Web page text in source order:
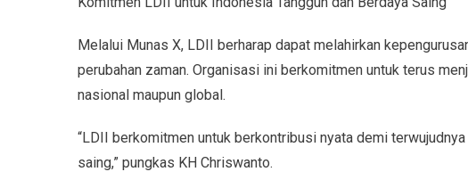
Melalui Munas X, LDII berharap dapat melahirkan
perubahan zaman. Organisasi ini berkomitmen untuk terus
nasional maupun global.
“LDII berkomitmen untuk berkontribusi nyata demi
saing,” pungkas KH Chriswanto.